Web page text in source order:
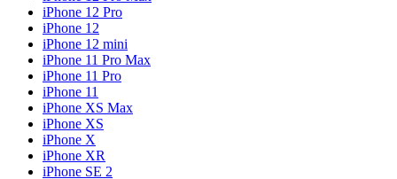
iPhone 12 Pro
iPhone 12
iPhone 12 mini
iPhone 11 Pro Max
iPhone 11 Pro
iPhone 11
iPhone XS Max
iPhone XS
iPhone X
iPhone XR
iPhone SE 2